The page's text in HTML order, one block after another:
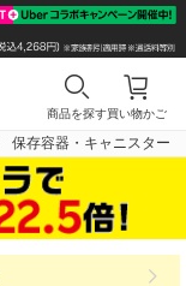
買い物かご
商品を探す
保存容器・キャニスター